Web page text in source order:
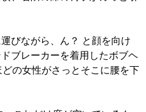
びながら、ん？ と顔を向け
ブレーカーを着用したボブヘ
の女性がさっとそこに腰を下